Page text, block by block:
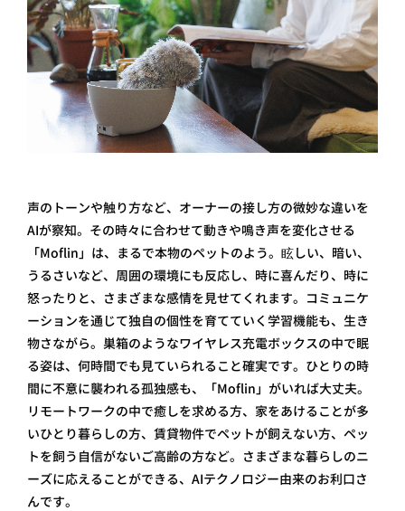
声のトーンや触り方など、オーナーの接し方の微妙な違いを
AIが察知。その時々に合わせて動きや鳴き声を変化させる
「Moflin」は、まるで本物のペットのよう。眩しい、暗い、
うるさいなど、周囲の環境にも反応し、時に喜んだり、時に
怒ったりと、さまざまな感情を見せてくれます。コミュニケ
ーションを通じて独自の個性を育てていく学習機能も、生き
物さながら。巣箱のようなワイヤレス充電ボックスの中で眠
る姿は、何時間でも見ていられること確実です。ひとりの時
間に不意に襲われる孤独感も、「Moflin 」がいれば大丈夫。
リモートワークの中で癒しを求める方、家をあけることが多
いひとり暮らしの方、賃貸物件でペットが飼えない方、ペッ
トを飼う自信がないご高齢の方など。さまざまな暮らしのニ
ーズに応えることができる、AIテクノロジー由来のお利口さ
んです。